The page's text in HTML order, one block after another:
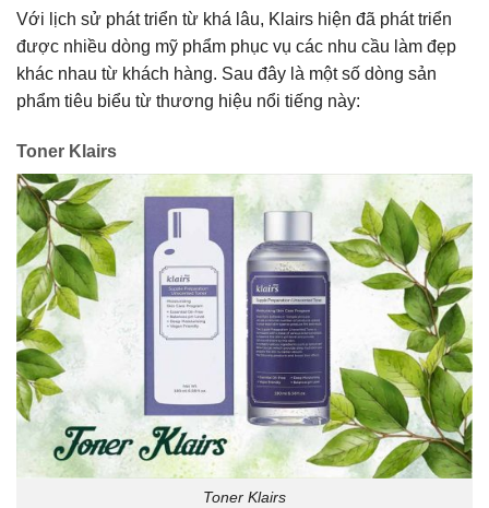
Với lịch sử phát triển từ khá lâu, Klairs hiện đã phát triển
được nhiều dòng mỹ phẩm phục vụ các nhu cầu làm đẹp
khác nhau từ khách hàng. Sau đây là một số dòng sản
phẩm tiêu biểu từ thương hiệu nổi tiếng này:
Toner Klairs
Toner Klairs